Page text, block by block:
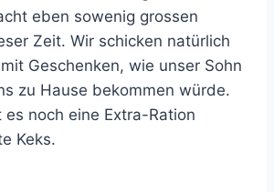
eben sowenig grossen
Zeit. Wir schicken natürlich
Geschenken, wie unser Sohn
zu Hause bekommen würde.
noch eine Extra-Ration
Keks.